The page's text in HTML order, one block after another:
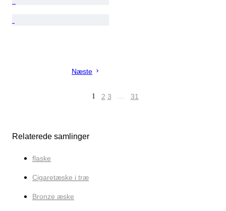
Næste
1 2 3 … 31
Relaterede samlinger
flaske
Cigaretæske i træ
Bronze æske